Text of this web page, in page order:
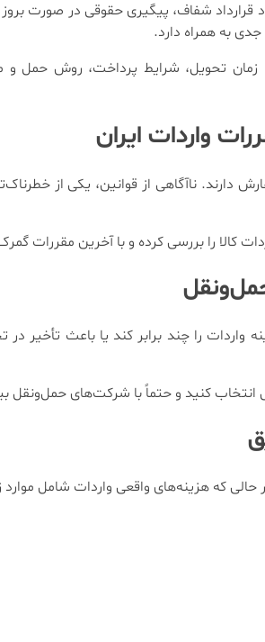
شفاف، پیگیری حقوقی در صورت بروز
به همراه دارد.
زمان تحویل، شرایط پرداخت، روش حمل
واردات ایران
دارند. ناآگاهی از قوانین، یکی از
واردات را چند برابر کند یا باعث تأخیر
کنید و حتماً با شرکت‌های حمل‌ونقل
حالی که هزینه‌های واقعی واردات شامل